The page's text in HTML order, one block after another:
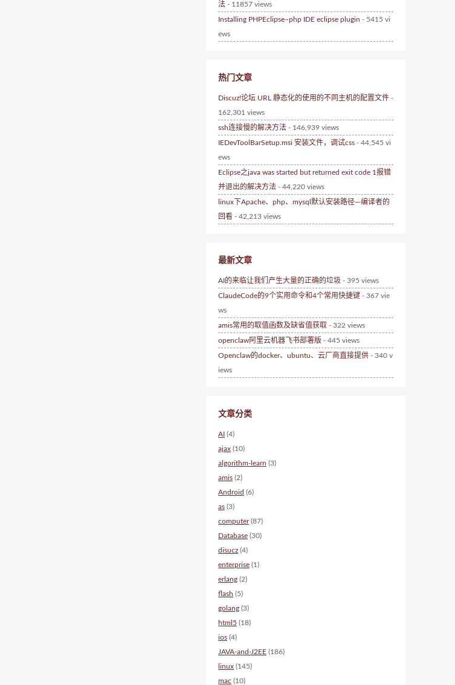
法 - 11857 views
Installing PHPEclipse–php IDE eclipse plugin - 5415 vi
ews
热门文章
Discuz!论坛 URL 静态化的使用的不同主机的配置文件 -
162,301 views
ssh连接慢的解决方法 - 146,939 views
IEDevToolBarSetup.msi 安装文件，调试css - 44,545 vi
ews
Eclipse之java was started but returned exit code 1报错
并退出的解决方法 - 44,220 views
linux下Apache、php、mysql默认安装路径—编译者的
回看 - 42,213 views
最新文章
AI的来临让我们产生大量的正确的垃圾 - 395 views
ClaudeCode的9个实用命令和4个常用快捷键 - 367 vie
ws
amis常用的取值函数及缺省值获取 - 322 views
openclaw阿里云机器飞书部署版 - 445 views
Openclaw的docker、ubuntu、云厂商直接提供 - 340 v
iews
文章分类
AI (4)
ajax (10)
algorithm-learn (3)
amis (2)
Android (6)
as (3)
computer(87)
Database (30)
disucz (4)
enterprise (1)
erlang (2)
flash (5)
golang (3)
html5 (18)
ios (4)
JAVA-and-J2EE (186)
linux (145)
mac (10)